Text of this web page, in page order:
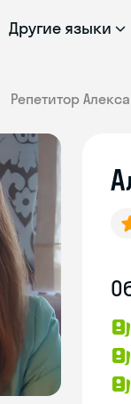
Другие языки
Репетитор